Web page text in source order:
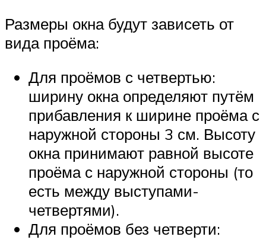
Размеры окна будут зависеть от
вида проёма:
Для проёмов с четвертью:
ширину окна определяют путём
прибавления к ширине проёма с
наружной стороны 3 см. Высоту
окна принимают равной высоте
проёма с наружной стороны (то
есть между выступами-
четвертями).
Для проёмов без четверти: